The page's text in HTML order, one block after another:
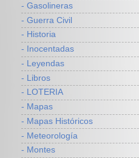
- Gasolineras
- Guerra Civil
- Historia
- Inocentadas
- Leyendas
- Libros
- LOTERIA
- Mapas
- Mapas Históricos
- Meteorología
- Montes